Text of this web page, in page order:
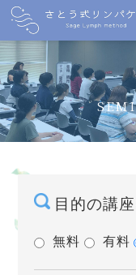
目的の講
無料 有料